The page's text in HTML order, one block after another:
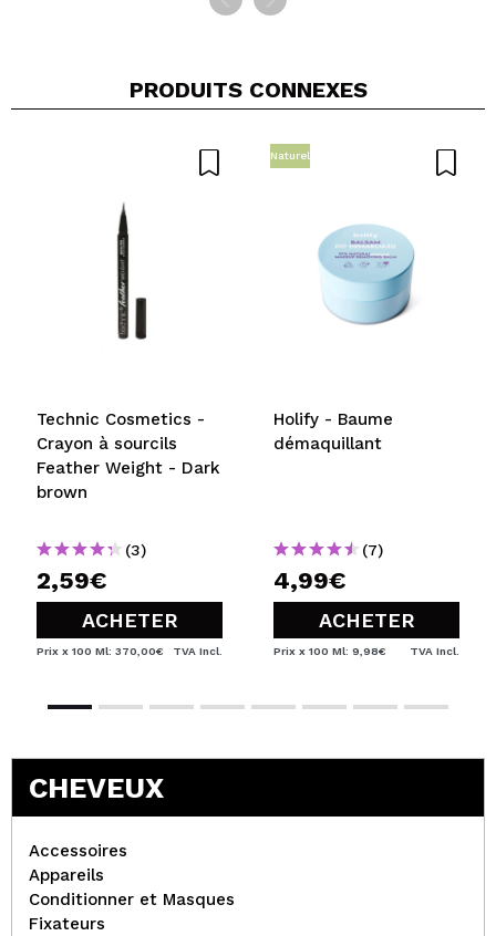
PRODUITS CONNEXES
Technic Cosmetics -
Crayon à sourcils
Feather Weight - Dark
brown
(3)
2,59€
ACHETER
Prix x 100 Ml: 370,00€ TVA Incl.
Naturel
Holify - Baume
démaquillant
(7)
4,99€
ACHETER
Prix x 100 Ml: 9,98€ TVA Incl.
CHEVEUX
Accessoires
Appareils
Conditionner et Masques
Fixateurs